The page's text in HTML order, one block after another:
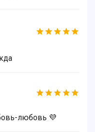
любовь 💜